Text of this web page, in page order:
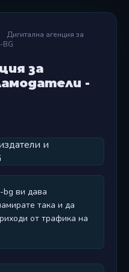
Дигитална агенция за
BG
за
-
bg ви дава
така и да
от трафика на